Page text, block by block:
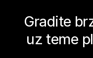
Gradite
uz teme